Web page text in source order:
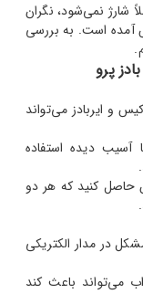
شارژ نمی‌شود، نگران
آمده است. به بررسی
پرو
و ایربادز می‌تواند
آسیب دیده استفاده
حاصل کنید که هر دو
در مدار الکتریکی
می‌تواند باعث کند